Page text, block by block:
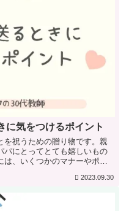
に気をつけるポイント
を祝うための贈り物です。親
パにとってとても嬉しいもの
は、いくつかのマナーやポイ
2023.09.30